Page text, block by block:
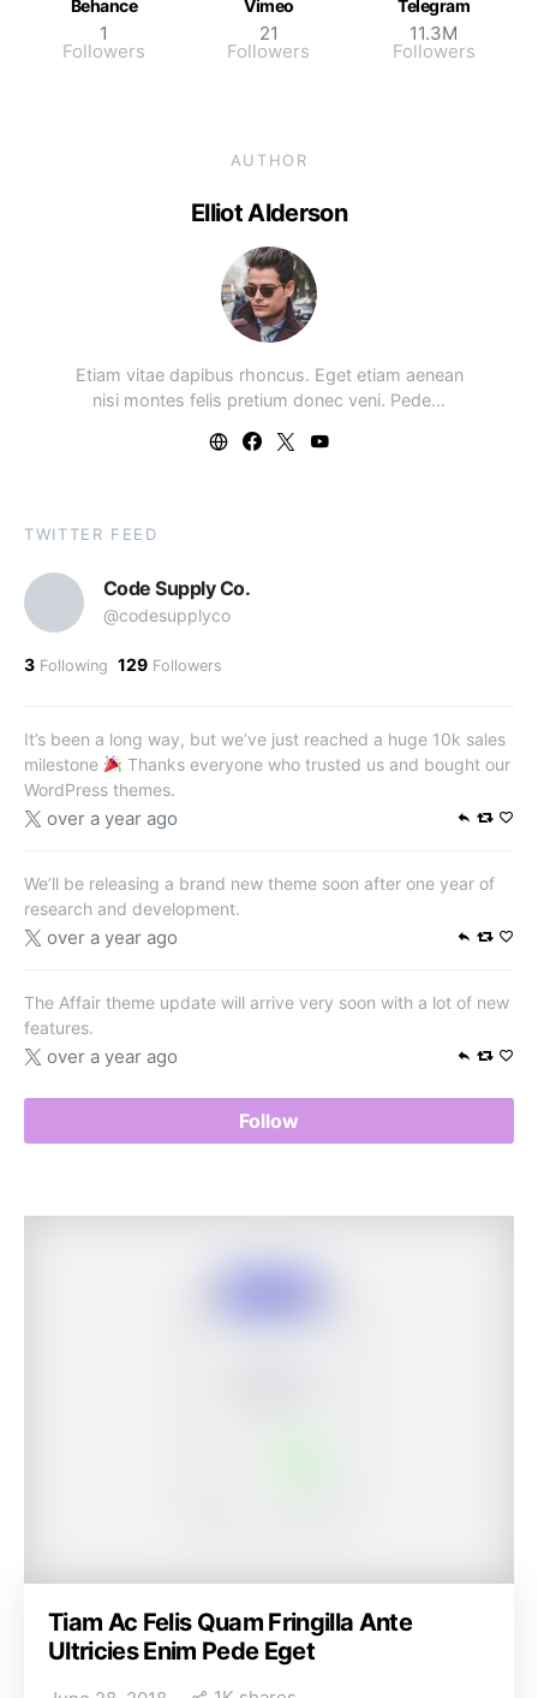
Behance
1
Followers
Vimeo
21
Followers
Telegram
11.3M
Followers
AUTHOR
Elliot Alderson
Etiam vitae dapibus rhoncus. Eget etiam aenean
nisi montes felis pretium donec veni. Pede…
TWITTER FEED
Code Supply Co.
@codesupplyco
3 Following 129 Followers
It’s been a long way, but we’ve just reached a huge 10k sales
milestone
Thanks everyone who trusted us and bought our
WordPress themes.
over a year ago
We’ll be releasing a brand new theme soon after one year of
research and development.
over a year ago
The Affair theme update will arrive very soon with a lot of new
features.
over a year ago
Follow
Tiam Ac Felis Quam Fringilla Ante
Ultricies Enim Pede Eget